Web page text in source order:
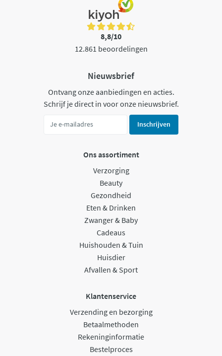
8,8/10
12.861 beoordelingen
Nieuwsbrief
Ontvang onze aanbiedingen en acties.
Schrijf je direct in voor onze nieuwsbrief.
Inschrijven
Ons assortiment
Verzorging
Beauty
Gezondheid
Eten & Drinken
Zwanger & Baby
Cadeaus
Huishouden & Tuin
Huisdier
Afvallen & Sport
Klantenservice
Verzending en bezorging
Betaalmethoden
Rekeninginformatie
Bestelproces